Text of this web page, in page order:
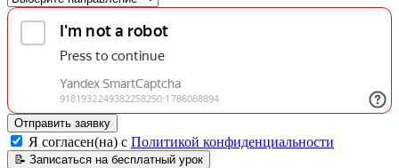
Отправить заявку
Я согласен(на) с Политикой конфиденциальности
📝 Записаться на бесплатный урок